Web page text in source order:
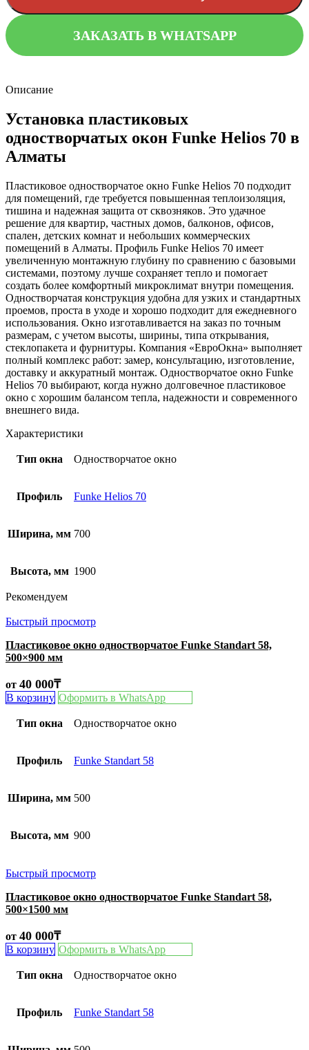
ЗАКАЗАТЬ В WHATSAPP
Описание
Установка пластиковых
одностворчатых окон Funke Helios 70 в
Алматы
Пластиковое одностворчатое окно Funke Helios 70 подходит
для помещений, где требуется повышенная теплоизоляция,
тишина и надежная защита от сквозняков. Это удачное
решение для квартир, частных домов, балконов, офисов,
спален, детских комнат и небольших коммерческих
помещений в Алматы. Профиль Funke Helios 70 имеет
увеличенную монтажную глубину по сравнению с базовыми
системами, поэтому лучше сохраняет тепло и помогает
создать более комфортный микроклимат внутри помещения.
Одностворчатая конструкция удобна для узких и стандартных
проемов, проста в уходе и хорошо подходит для ежедневного
использования. Окно изготавливается на заказ по точным
размерам, с учетом высоты, ширины, типа открывания,
стеклопакета и фурнитуры. Компания «ЕвроОкна» выполняет
полный комплекс работ: замер, консультацию, изготовление,
доставку и аккуратный монтаж. Одностворчатое окно Funke
Helios 70 выбирают, когда нужно долговечное пластиковое
окно с хорошим балансом тепла, надежности и современного
внешнего вида.
Характеристики
Тип окна Одностворчатое окно
Профиль Funke Helios 70
Ширина, мм 700
Высота, мм 1900
Рекомендуем
Быстрый просмотр
Пластиковое окно одностворчатое Funke Standart 58,
500×900 мм
от 40 000₸
В корзину Оформить в WhatsApp
Тип окна Одностворчатое окно
Профиль Funke Standart 58
Ширина, мм 500
Высота, мм 900
Быстрый просмотр
Пластиковое окно одностворчатое Funke Standart 58,
500×1500 мм
от 40 000₸
В корзину Оформить в WhatsApp
Тип окна Одностворчатое окно
Профиль Funke Standart 58